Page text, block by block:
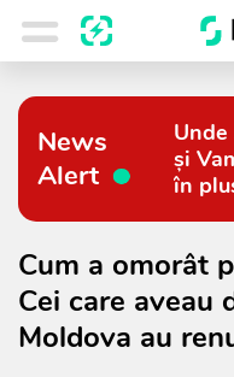
News
Alert
și
în
Cum a omorât
Cei care aveau
Moldova au